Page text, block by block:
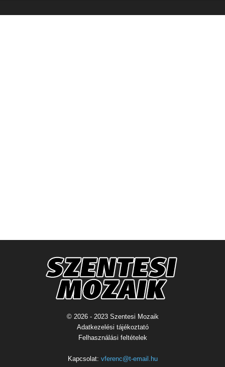
© 2026 - 2023 Szentesi Mozaik
Adatkezelési tájékoztató
Felhasználási feltételek
Kapcsolat: vferenc@t-email.hu